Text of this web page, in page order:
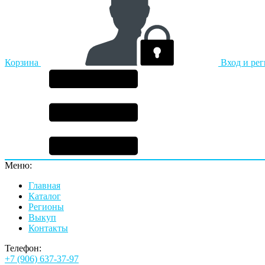
Корзина Вход и
Меню:
Главная
Каталог
Регионы
Выкуп
Контакты
Телефон:
+7 (906) 637-37-97